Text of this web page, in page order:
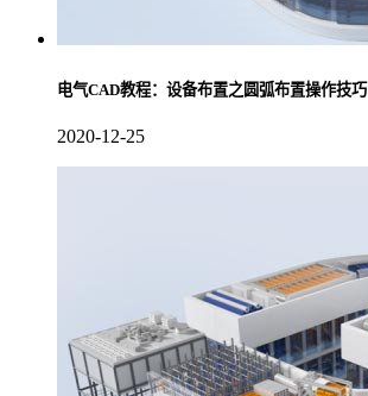
电气CAD教程：设备布置之圆弧布置操作技巧
2020-12-25